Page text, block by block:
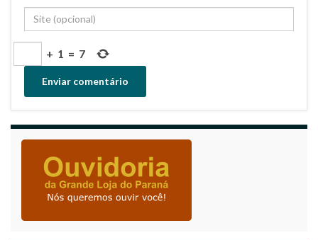
+ 1 = 7